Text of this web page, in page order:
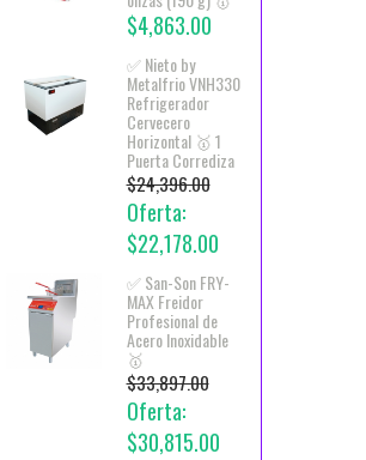
$4,863.00
✅ Nieto by
Metalfrio VNH330
Refrigerador
Cervecero
Horizontal 🥇 1
Puerta Corrediza
$24,396.00
Oferta:
$22,178.00
✅ San-Son FRY-
MAX Freidor
Profesional de
Acero Inoxidable
🥇
$33,897.00
Oferta:
$30,815.00